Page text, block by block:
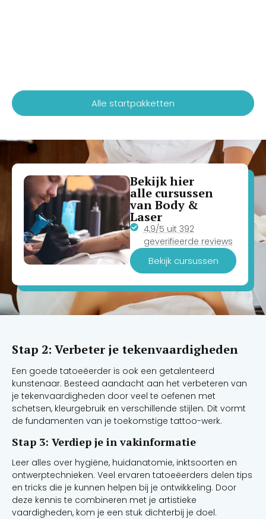
Alle startpakketten
Bekijk hier
alle cursussen
van Body &
Laser
4,9/5 uit 392
geverifieerde reviews
Bekijk cursussen
Stap 2: Verbeter je tekenvaardigheden
Een goede tatoeëerder is ook een getalenteerd
kunstenaar. Besteed aandacht aan het verbeteren van
je tekenvaardigheden door veel te oefenen met
schetsen, kleurgebruik en verschillende stijlen. Dit vormt
de fundamenten van je toekomstige tattoo-werk.
Stap 3: Verdiep je in vakinformatie
Leer alles over hygiëne, huidanatomie, inktsoorten en
ontwerptechnieken. Veel ervaren tatoeëerders delen tips
en tricks die je kunnen helpen bij je ontwikkeling. Door
deze kennis te combineren met je artistieke
vaardigheden, kom je een stuk dichterbij je doel.